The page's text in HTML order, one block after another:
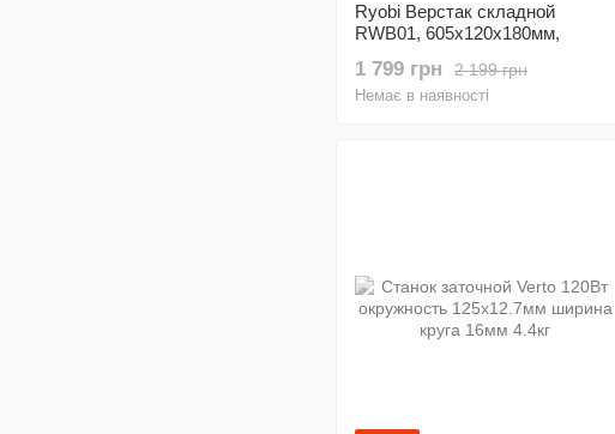
Ryobi Верстак складной
RWB01, 605x120x180мм,
2 199 грн
1 799 грн
Немає в наявності